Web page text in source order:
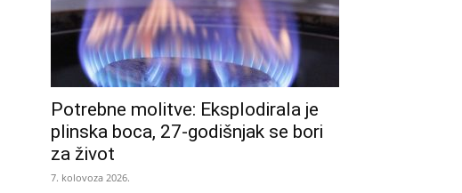
Potrebne molitve: Eksplodirala je
plinska boca, 27-godišnjak se bori
za život
7. kolovoza 2026.